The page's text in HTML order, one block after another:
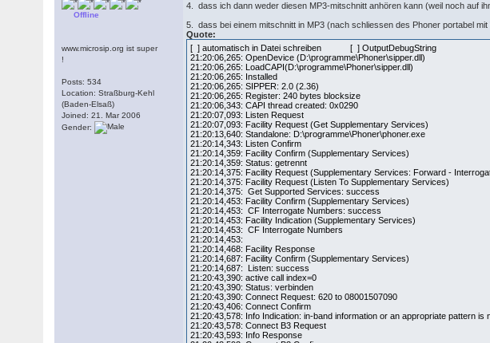
Offline
www.microsip.org ist super
!
Posts: 534
Location: Straßburg-Kehl
(Baden-Elsaß)
Joined: 21. Mar 2006
Gender:
4. dass ich dann weder diesen MP3-mitschnitt anhören kann (weil noch auf
5. dass bei einem mitschnitt in MP3 (nach schliessen des Phoner portabel
Quote:
[ ] automatisch in Datei schreiben [ ] OutputDebugString
21:20:06,265: OpenDevice (D:\programme\Phoner\sipper.dll)
21:20:06,265: LoadCAPI(D:\programme\Phoner\sipper.dll)
21:20:06,265: Installed
21:20:06,265: SIPPER: 2.0 (2.36)
21:20:06,265: Register: 240 bytes blocksize
21:20:06,343: CAPI thread created: 0x0290
21:20:07,093: Listen Request
21:20:07,093: Facility Request (Get Supplementary Services)
21:20:13,640: Standalone: D:\programme\Phoner\phoner.exe
21:20:14,343: Listen Confirm
21:20:14,359: Facility Confirm (Supplementary Services)
21:20:14,359: Status: getrennt
21:20:14,375: Facility Request (Supplementary Services: Forward -
21:20:14,375: Facility Request (Listen To Supplementary Services)
21:20:14,375: Get Supported Services: success
21:20:14,453: Facility Confirm (Supplementary Services)
21:20:14,453: CF Interrogate Numbers: success
21:20:14,453: Facility Indication (Supplementary Services)
21:20:14,453: CF Interrogate Numbers
21:20:14,453:
21:20:14,468: Facility Response
21:20:14,687: Facility Confirm (Supplementary Services)
21:20:14,687: Listen: success
21:20:43,390: active call index=0
21:20:43,390: Status: verbinden
21:20:43,390: Connect Request: 620 to 08001507090
21:20:43,406: Connect Confirm
21:20:43,578: Info Indication: in-band information or an appropriate pattern is
21:20:43,578: Connect B3 Request
21:20:43,593: Info Response